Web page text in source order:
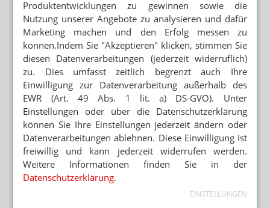
Produktentwicklungen zu gewinnen sowie die
Nutzung unserer Angebote zu analysieren und dafür
Marketing machen und den Erfolg messen zu
können.Indem Sie "Akzeptieren" klicken, stimmen Sie
diesen Datenverarbeitungen (jederzeit widerruflich)
zu. Dies umfasst zeitlich begrenzt auch Ihre
Einwilligung zur Datenverarbeitung außerhalb des
EWR (Art. 49 Abs. 1 lit. a) DS-GVO). Unter
Einstellungen oder über die Datenschutzerklärung
können Sie Ihre Einstellungen jederzeit ändern oder
Datenverarbeitungen ablehnen. Diese Einwilligung ist
freiwillig und kann jederzeit widerrufen werden.
Weitere Informationen finden Sie in der
Datenschutzerklärung.
EINSTELLUNGEN